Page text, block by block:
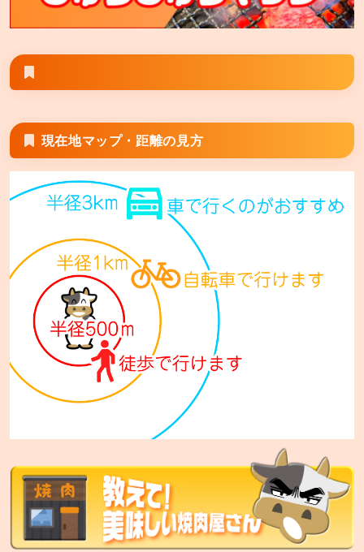
七輪焼肉 安安 旭川末広店
北海道旭川市末広1条 7丁目1-28
七輪焼肉 安安 秋津店
東京都清瀬市野塩5丁目298-5 キッコーマス5ビル2階
七輪焼肉 安安 西宮の沢店【FC】
札幌市手稲区西宮の沢5条1-14-10
七輪焼肉 安安 西日暮里店
東京都荒川区西日暮里5-34-3 ムツミビル1F
七輪焼肉 安安 札幌東区役所前店
札幌市東区北12条7丁目1-15 セレスタ札幌2F
七輪焼肉 安安 比屋根店
沖縄市比屋根6-36-7
七輪焼肉 安安 中城店
中頭郡中城村字南上原590
七輪焼肉 安安 宜野湾店
現在地マップ・距離の見方